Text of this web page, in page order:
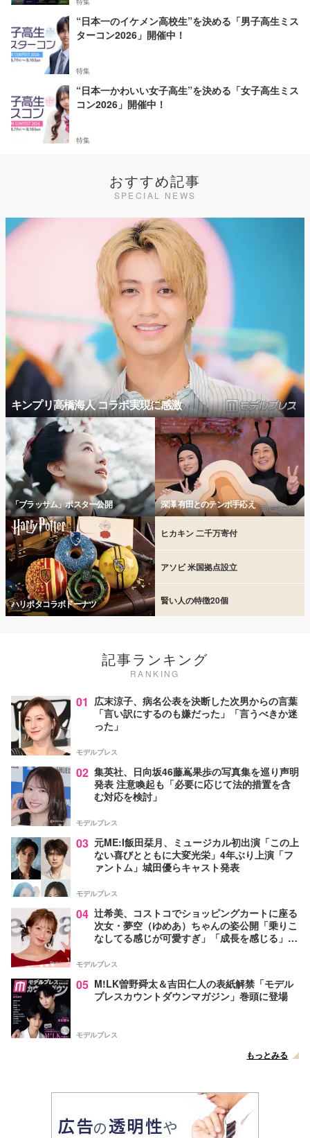
“日本一のイケメン高校生”を決める「男子高生ミス
ターコン2026」開催中！
特集
“日本一かわいい女子高生”を決める「女子高生ミス
コン2026」開催中！
特集
おすすめ記事
SPECIAL NEWS
キンプリ高橋海人 コラボ実現に感激
「ブラッサム」ポスター公開 深澤 有田とのテンポ手応え
ハリポタコラボドーナツ
ヒカキン 二千万寄付
アソビ 米国拠点設立
賢い人の特徴20個
記事ランキング
RANKING
01 広末涼子、病名公表を決断した次男からの言葉
「言い訳にするのも嫌だった」「言うべきか迷
った」
モデルプレス
02 集英社、日向坂46藤嶌果歩の写真集を巡り声明
発表 注意喚起も「必要に応じて法的措置を含
む対応を検討」
モデルプレス
03 元ME:I飯田栞月、ミュージカル初出演「この上
ない喜びとともに大変光栄」4年ぶり上演「フ
ァントム」城田優らキャスト発表
モデルプレス
04 辻希美、コストコでショッピングカートに座る
次女・夢空（ゆめあ）ちゃんの姿公開「乗りこ
なしてる感じが可愛すぎ」「成長を感じる」の
モデルプレス
05 M!LK曽野舜太＆吉田仁人の表紙解禁「モデル
プレスカウントダウンマガジン」巻頭に登場
モデルプレス
もっとみる